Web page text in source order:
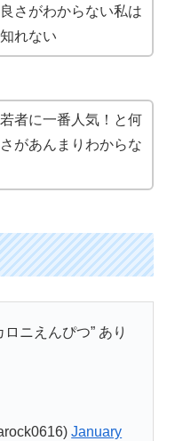
良さ がわからない私は
れない
者に一番人気！と何
があんまり わからな
ニえんぴつ” あり
January